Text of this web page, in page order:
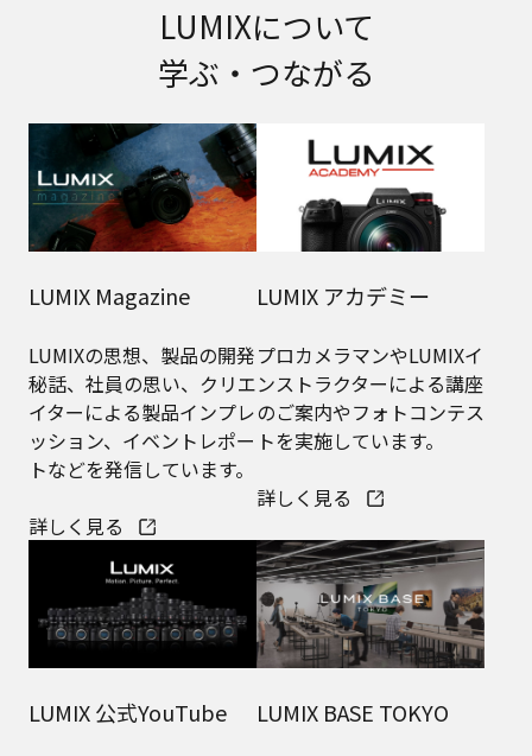
LUMIXについて
学ぶ・つながる
LUMIX Magazine
LUMIXの思想、製品の開発
秘話、社員の思い、クリエ
イターによる製品インプレ
ッション、イベントレポー
トなどを発信しています。
詳しく見る
LUMIX アカデミー
プロカメラマンやLUMIXイ
ンストラクターによる講座
のご案内やフォトコンテス
トを実施しています。
詳しく見る
LUMIX 公式YouTube LUMIX BASE TOKYO